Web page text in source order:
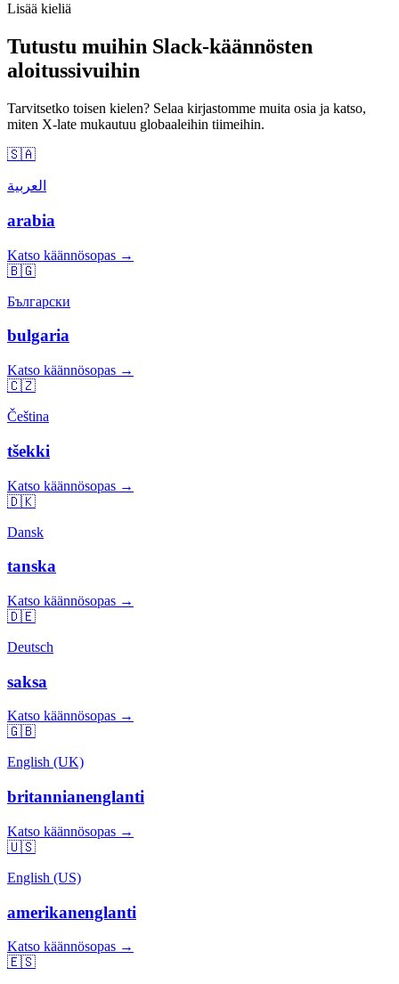
Lisää kieliä
Tutustu muihin Slack-käännösten
aloitussivuihin
Tarvitsetko toisen kielen? Selaa kirjastomme muita osia ja katso,
miten X-late mukautuu globaaleihin tiimeihin.
🇸🇦
العربية
arabia
Katso käännösopas →
🇧🇬
Български
bulgaria
Katso käännösopas →
🇨🇿
Čeština
tšekki
Katso käännösopas →
🇩🇰
Dansk
tanska
Katso käännösopas →
🇩🇪
Deutsch
saksa
Katso käännösopas →
🇬🇧
English (UK)
britannianenglanti
Katso käännösopas →
🇺🇸
English (US)
amerikanenglanti
Katso käännösopas →
🇪🇸